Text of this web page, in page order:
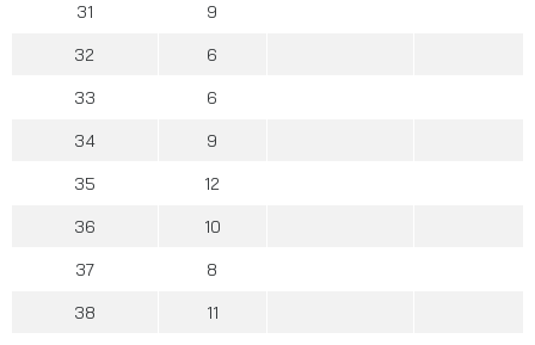
31 9
32 6
33 6
34 9
35 12
36 10
37 8
38 11